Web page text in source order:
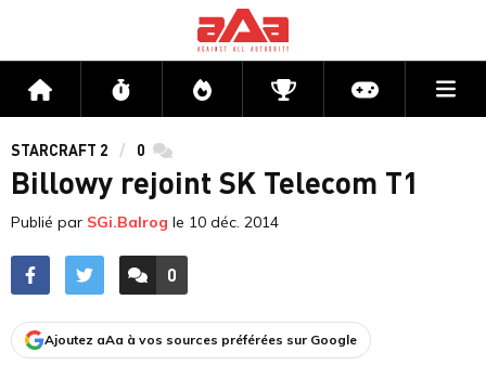
Accueil Flux Directs CompétitionsActu jeux
STARCRAFT 2 0 commentaires
Billowy rejoint SK Telecom T1
Publié par SGi.Balrog le 10 déc. 2014
ACCÉDER AUX
0
COMMENTAIRES
Ajoutez aAa à vos sources préférées sur Google